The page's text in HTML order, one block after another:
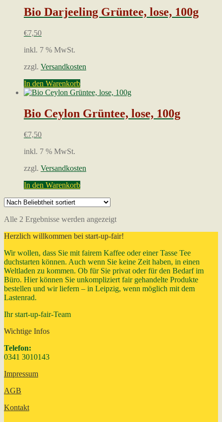
Bio Darjeeling Grüntee, lose, 100g
€7,50
inkl. 7 % MwSt.
zzgl. Versandkosten
In den Warenkorb
Bio Ceylon Grüntee, lose, 100g
€7,50
inkl. 7 % MwSt.
zzgl. Versandkosten
In den Warenkorb
Alle 2 Ergebnisse werden angezeigtNach
sortiert
Herzlich willkommen bei start-up-fair!
Wir wollen, dass Sie mit fairem Kaffee oder einer Tasse Tee
duchstarten können. Auch wenn Sie keine Zeit haben, in einen
Weltladen zu kommen. Ob für Sie privat oder für den Bedarf im
Büro. Hier können Sie unkompliziert fair gehandelte Produkte
bestellen und wir liefern – in Leipzig, wenn möglich mit dem
Lastenrad.
Ihr start-up-fair-Team
Wichtige Infos
Telefon:
0341 3010143
Impressum
AGB
Kontakt